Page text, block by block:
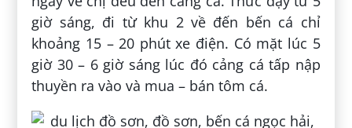
giờ sáng, đi từ khu 2 về đến bến cá chỉ
khoảng 15 – 20 phút xe điện. Có mặt lúc 5
giờ 30 – 6 giờ sáng lúc đó cảng cá tấp nập
thuyền ra vào và mua – bán tôm cá.